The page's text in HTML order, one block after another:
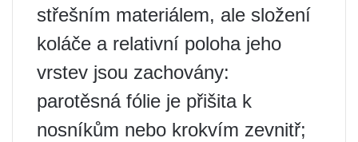
střešním materiálem, ale složení
koláče a relativní poloha jeho
vrstev jsou zachovány:
parotěsná fólie je přišita k
nosníkům nebo krokvím zevnitř;